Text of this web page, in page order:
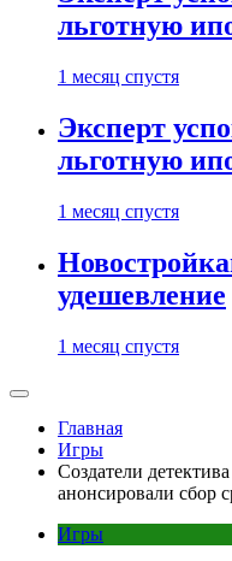
льготную
1 месяц спустя
Эксперт
льготную
1 месяц спустя
удешевление
1 месяц спустя
Главная
Игры
Создатели
анонсировали сбор
Игры